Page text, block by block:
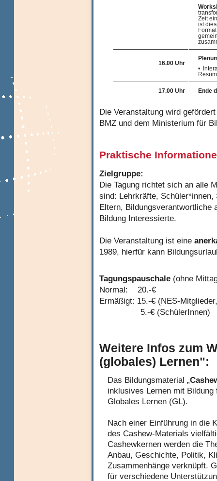
Zeit
ist
16.00 Uhr
•
17.00 Uhr Ende
Die Veranstaltung wird
BMZ und dem Ministerium für
Praktische
Zielgruppe:
Die Tagung richtet sich an alle
sind: Lehrkräfte,
Eltern, Bildungsverantwortliche
Bildung Interessierte.
Die Veranstaltung ist eine
1989, hierfür kann
Tagungspauschale (ohne
Normal: 20.-€
Ermäßigt: 15.-€ (NES-
5.-€ (SchülerInnen)
Weitere Infos zum
(globales) Lernen":
Das Bildungsmaterial „
inklusives Lernen mit
Globales Lernen (GL).
Nach einer Einführung in die
des Cashew-Materials
Cashewkernen werden die
Anbau, Geschichte, Politik,
Zusammenhänge verknüpft.
für verschiedene